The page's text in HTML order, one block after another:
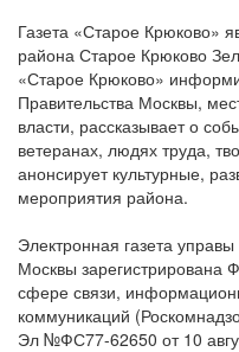
Газета «Старое Крюково»
района Старое Крюково
«Старое Крюково»
Правительства Москвы,
власти, рассказывает о
ветеранах, людях труда,
анонсирует культурные,
мероприятия района.
Электронная газета
Москвы зарегистрирована
сфере связи,
коммуникаций
Эл №ФС77-62650 от 10